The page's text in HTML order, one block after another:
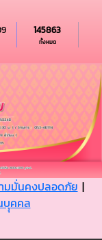
ทั้งหมด
145863
มมั่นคงปลอดภัย |
บุุคคล